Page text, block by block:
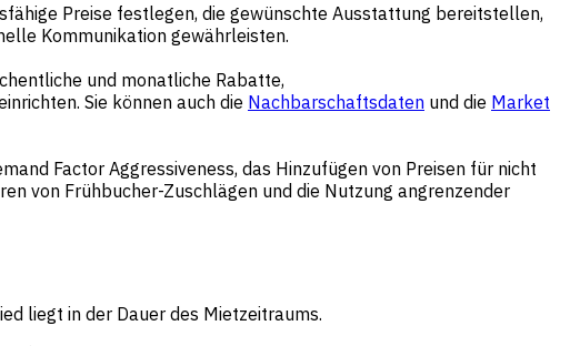
Preise festlegen, die gewünschte Ausstattung bereitstellen,
Kommunikation gewährleisten.
und monatliche Rabatte,
Sie können auch die Nachbarschaftsdaten und die Market
Factor Aggressiveness, das Hinzufügen von Preisen für nicht
von Frühbucher-Zuschlägen und die Nutzung angrenzender
liegt in der Dauer des Mietzeitraums.